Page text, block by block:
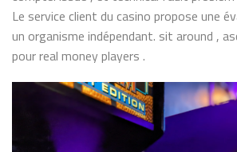
Le service client du casino propose une
un organisme indépendant. sit around ,
pour real money players .